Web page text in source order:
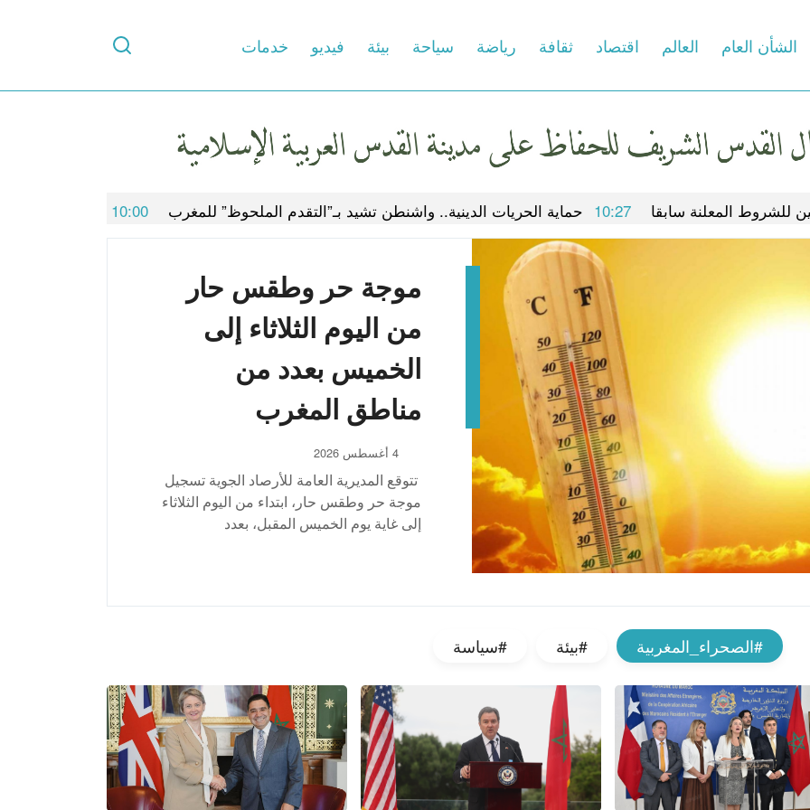
الشأن العام العالم اقتصاد ثقافة رياضة سياحة بيئة فيديو خدمات
10:27 حماية الحريات الدينية.. واشنطن تشيد بـ”التقدم الملحوظ” للمغرب 10:00 بوريطة: وزارة الشؤون الخارجية
مصدر حكومي مغربي:
تدبير ملف الهجرة
“مسؤولية مشتركة”
والمغرب “تحمل دوما
نصيبه منها”
4 أغسطس 2026
أكد مصدر حكومي، أمس الاثنين بالرباط، أن
#الصحراء_المغربية #بيئة #سياسة